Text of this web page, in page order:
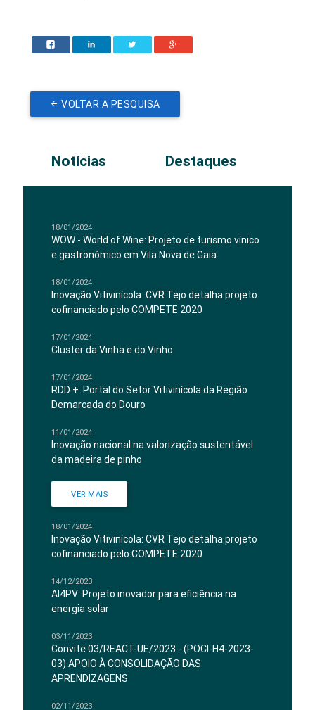
VOLTAR A PESQUISA
Notícias Destaques
18/01/2024
WOW - World of Wine: Projeto de turismo vínico
e gastronómico em Vila Nova de Gaia
18/01/2024
Inovação Vitivinícola: CVR Tejo detalha projeto
cofinanciado pelo COMPETE 2020
17/01/2024
Cluster da Vinha e do Vinho
17/01/2024
RDD +: Portal do Setor Vitivinícola da Região
Demarcada do Douro
11/01/2024
Inovação nacional na valorização sustentável
da madeira de pinho
VER MAIS
18/01/2024
Inovação Vitivinícola: CVR Tejo detalha projeto
cofinanciado pelo COMPETE 2020
14/12/2023
AI4PV: Projeto inovador para eficiência na
energia solar
03/11/2023
Convite 03/REACT-UE/2023 - (POCI-H4-2023-
03) APOIO À CONSOLIDAÇÃO DAS
APRENDIZAGENS
02/11/2023